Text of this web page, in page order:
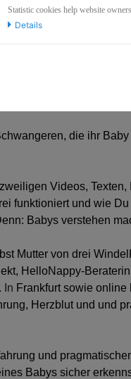
- Die Signale
die ihr
Videos,
funktioniert und wie
Babys verstehen
Mutter von drei
HelloNappy-
In Frankfurt sowie
Herzblut und und
und
Babys sicher
Statistic cookies help website
Details